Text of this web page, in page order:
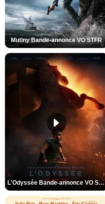
Mutiny Bande-annonce VO STFR
L'Odyssée Bande-annonce VO STFR